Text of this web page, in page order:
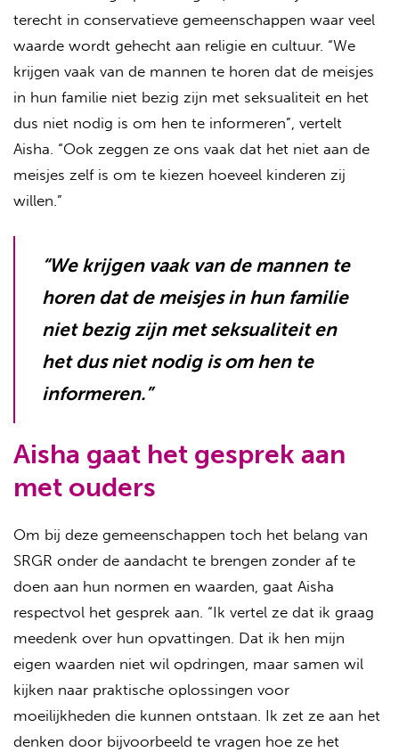
terecht in conservatieve gemeenschappen waar veel
waarde wordt gehecht aan religie en cultuur. “We
krijgen vaak van de mannen te horen dat de meisjes
in hun familie niet bezig zijn met seksualiteit en het
dus niet nodig is om hen te informeren”, vertelt
Aisha. “Ook zeggen ze ons vaak dat het niet aan de
meisjes zelf is om te kiezen hoeveel kinderen zij
willen.”
“We krijgen vaak van de mannen te
horen dat de meisjes in hun familie
niet bezig zijn met seksualiteit en
het dus niet nodig is om hen te
informeren.”
Aisha gaat het gesprek aan
met ouders
Om bij deze gemeenschappen toch het belang van
SRGR onder de aandacht te brengen zonder af te
doen aan hun normen en waarden, gaat Aisha
respectvol het gesprek aan. “Ik vertel ze dat ik graag
meedenk over hun opvattingen. Dat ik hen mijn
eigen waarden niet wil opdringen, maar samen wil
kijken naar praktische oplossingen voor
moeilijkheden die kunnen ontstaan. Ik zet ze aan het
denken door bijvoorbeeld te vragen hoe ze het